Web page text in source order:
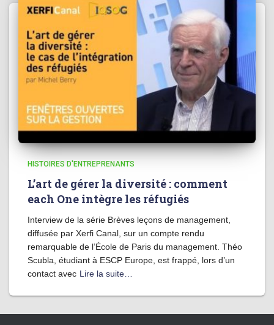
HISTOIRES D'ENTREPRENANTS
L’art de gérer la diversité : comment
each One intègre les réfugiés
Interview de la série Brèves leçons de management,
diffusée par Xerfi Canal, sur un compte rendu
remarquable de l’École de Paris du management. Théo
Scubla, étudiant à ESCP Europe, est frappé, lors d’un
contact avec Lire la suite…